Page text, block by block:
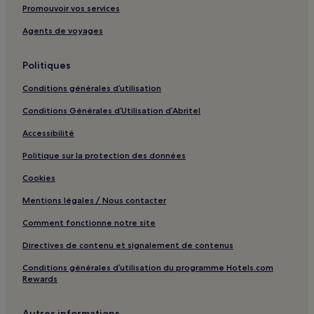
Aix-En-Provence : hôtels Hôtels avec centre de fitness
Aix-En-Provence : hôtels Hôtels avec petit-déjeuner gratuit
Aix-En-Provence : hôtels Hôtels avec cuisine
Aix-En-Provence : hôtels Hôtels acceptant les animaux de
compagnie
Aix-En-Provence : Appart’hôtels
Aix-En-Provence : Maison d’hôtes
Aix-En-Provence : Chambres d’hôtes
Aix-En-Provence : hôtels Hôtels pas chers
Aix-En-Provence : hôtels Hôtels de luxe
Aix-En-Provence : hôtels 2 étoiles
Aix-En-Provence : hôtels 4 étoiles
Promouvoir vos services
Agents de voyages
Politiques
Conditions générales d’utilisation
Conditions Générales d’Utilisation d’Abritel
Accessibilité
Politique sur la protection des données
Cookies
Mentions légales / Nous contacter
Comment fonctionne notre site
Directives de contenu et signalement de contenus
Conditions générales d’utilisation du programme Hotels.com
Rewards